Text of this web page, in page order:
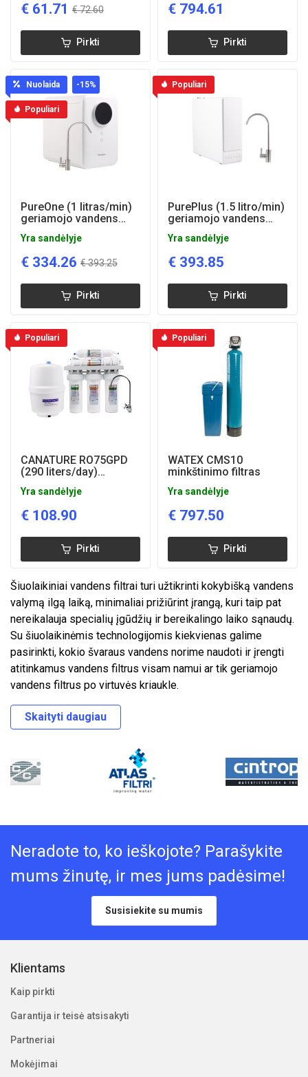
€ 61.71 €72.60
Pirkti
€ 794.61
Pirkti
Nuolaida -15%
Populiari
PureOne (1 litras/min)
geriamojo vandens
sistema
Yra sandėlyje
€ 334.26 €393.25
Pirkti
Populiari
PurePlus (1.5 litro/min)
geriamojo vandens
sistema
Yra sandėlyje
€ 393.85
Pirkti
Populiari
CANATURE RO75GPD
(290 liters/day)
filtras
Yra sandėlyje
€ 108.90
Pirkti
Populiari
WATEX CMS10
minkštinimo filtras
Yra sandėlyje
€ 797.50
Pirkti
Šiuolaikiniai vandens filtrai turi užtikrinti kokybišką vandens
valymą ilgą laiką, minimaliai prižiūrint įrangą, kuri taip pat
nereikalauja specialių įgūdžių ir bereikalingo laiko sąnaudų.
Su šiuolaikinėmis technologijomis kiekvienas galime
pasirinkti, kokio švaraus vandens norime naudoti ir įrengti
atitinkamus vandens filtrus visam namui ar tik geriamojo
vandens filtrus po virtuvės kriaukle.
Skaityti daugiau
Neradote to, ko ieškojote? Parašykite
mums žinutę, ir mes jums padėsime!
Susisiekite su mumis
Klientams
Kaip pirkti
Garantija ir teisė atsisakyti
Partneriai
Mokėjimai